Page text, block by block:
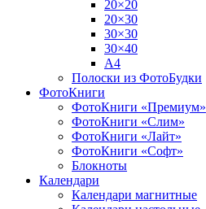
20×20
20×30
30×30
30×40
A4
Полоски из ФотоБудки
ФотоКниги
ФотоКниги «Премиум»
ФотоКниги «Слим»
ФотоКниги «Лайт»
ФотоКниги «Софт»
Блокноты
Календари
Календари магнитные